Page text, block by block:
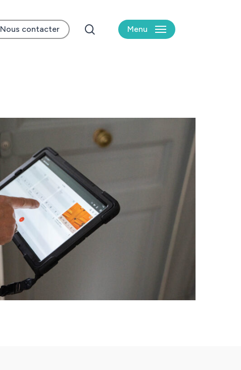
Nous contacter search Menu